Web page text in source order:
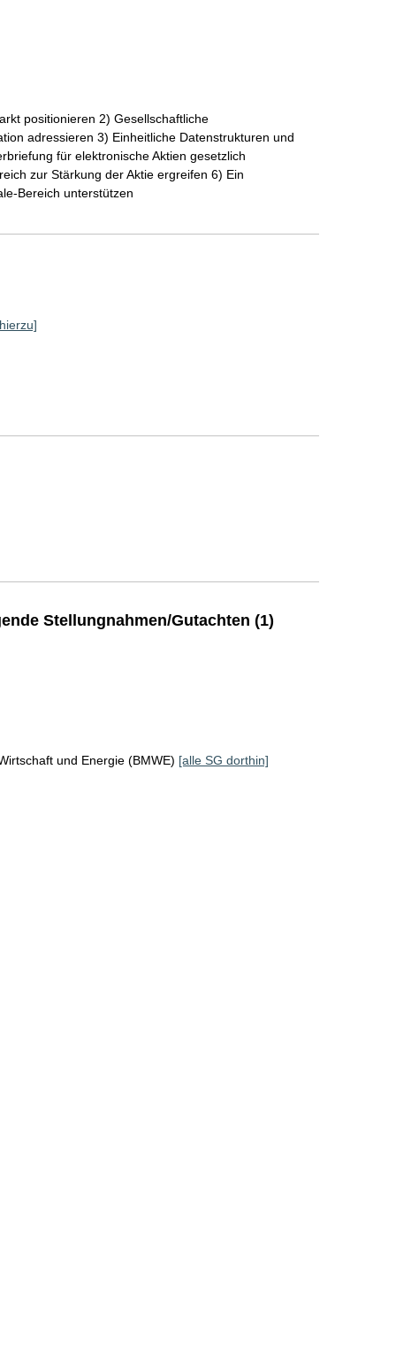
positionieren 2) Gesellschaftliche
adressieren 3) Einheitliche Datenstrukturen und
für elektronische Aktien gesetzlich
zur Stärkung der Aktie ergreifen 6) Ein
Bereich unterstützen
Stellungnahmen/Gutachten (1)
und Energie (BMWE) [alle SG dorthin]